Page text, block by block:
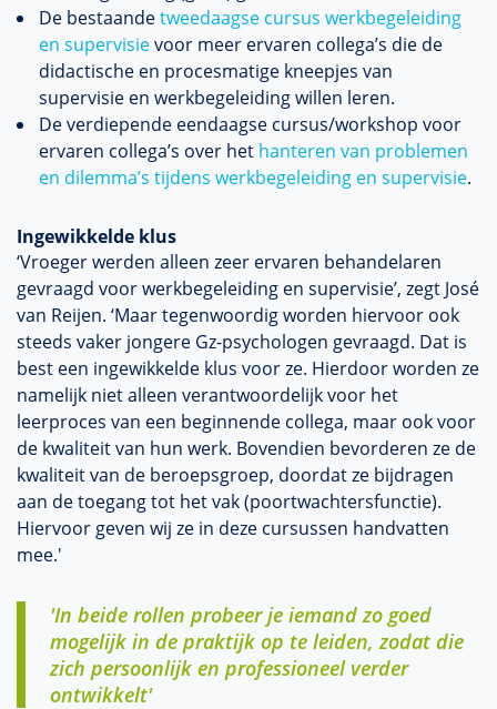
De bestaandetweedaagse cursus werkbegeleiding
en supervisievoor meer ervaren collega’s die de
didactische en procesmatige kneepjes van
supervisie en werkbegeleiding willen leren.
De verdiepende eendaagse cursus/workshop voor
ervaren collega’s over het hanteren van problemen
en dilemma’s tijdens werkbegeleiding en supervisie.
Ingewikkelde klus
‘Vroeger werden alleen zeer ervaren behandelaren
gevraagd voor werkbegeleiding en supervisie’, zegt José
van Reijen. ‘Maar tegenwoordig worden hiervoor ook
steeds vaker jongere Gz-psychologen gevraagd. Dat is
best een ingewikkelde klus voor ze. Hierdoor worden ze
namelijk niet alleen verantwoordelijk voor het
leerproces van een beginnende collega, maar ook voor
de kwaliteit van hun werk. Bovendien bevorderen ze de
kwaliteit van de beroepsgroep, doordat ze bijdragen
aan de toegang tot het vak (poortwachtersfunctie).
Hiervoor geven wij ze in deze cursussen handvatten
mee.'
'In beide rollen probeer je iemand zo goed
mogelijk in de praktijk op te leiden, zodat die
zich persoonlijk en professioneel verder
ontwikkelt'